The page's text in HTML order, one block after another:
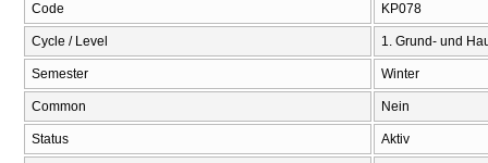
Code KP078
Cycle / Level 1. Grund- und
Semester Winter
Common Nein
Status Aktiv